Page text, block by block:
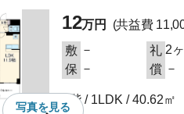
写真を見る
12万円
(共益費
敷 － 礼 2
保 － 償 －
1階 / 1LDK / 40.62㎡